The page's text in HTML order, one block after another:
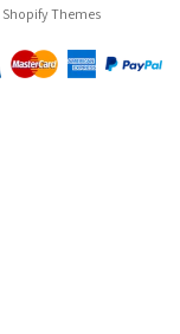
Shopify Themes